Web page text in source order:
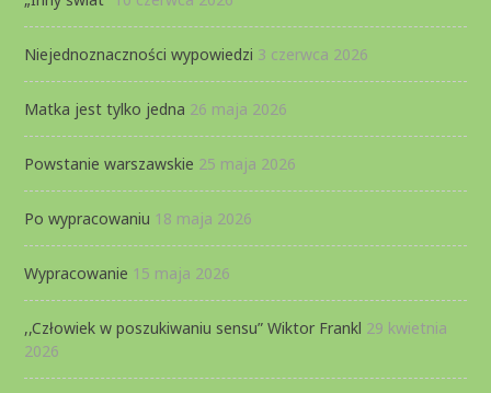
Niejednoznaczności wypowiedzi 3 czerwca 2026
Matka jest tylko jedna 26 maja 2026
Powstanie warszawskie 25 maja 2026
Po wypracowaniu 18 maja 2026
Wypracowanie 15 maja 2026
,,Człowiek w poszukiwaniu sensu” Wiktor Frankl 29 kwietnia
2026